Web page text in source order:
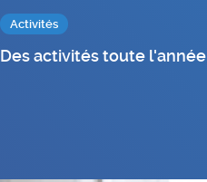
Activités
Des activités toute l'année